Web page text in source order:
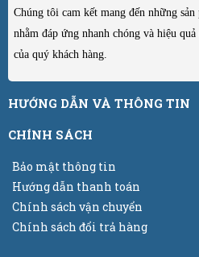
Chúng tôi cam kết mang đến những
nhằm đáp ứng nhanh chóng và hiệu
của quý khách hàng.
HƯỚNG DẪN VÀ THÔNG TIN
CHÍNH SÁCH
Bảo mật thông tin
Hướng dẫn thanh toán
Chính sách vận chuyển
Chính sách đổi trả hàng